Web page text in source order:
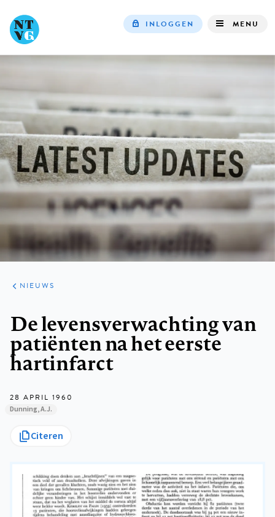
navigation
INLOGGEN MENU
ARTIKELEN
HET
KORT
NIEUWS
De levensverwachting van
patiënten na het eerste
hartinfarct
28 APRIL 1960
Dunning, A.J.
Citeren